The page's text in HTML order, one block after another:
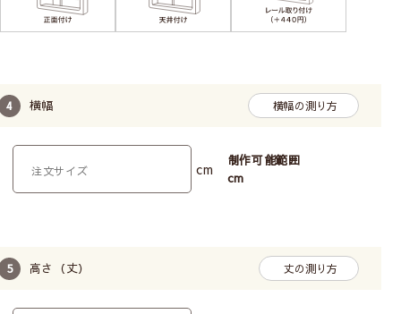
横幅 横幅の測り方
cm
制作可能範囲
cm
高さ（丈） 丈の測り方